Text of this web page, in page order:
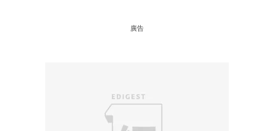
廣告